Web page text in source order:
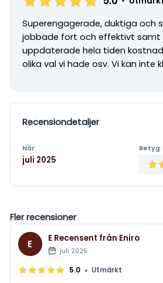
Superengagerade, duktiga och
jobbade fort och effektivt samt
uppdaterade hela tiden
olika val vi hade osv. Vi kan inte
Recensiondetaljer
När:
juli 2025
Betyg:
Fler recensioner
E E Recensent från Eniro
juli 2025
5.0 • Utmärkt